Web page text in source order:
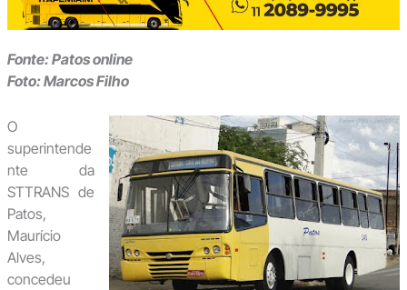
Fonte: Patos online
Foto: Marcos Filho
O
superintende
nte da
STTRANS de
Patos,
Maurício
Alves,
concedeu